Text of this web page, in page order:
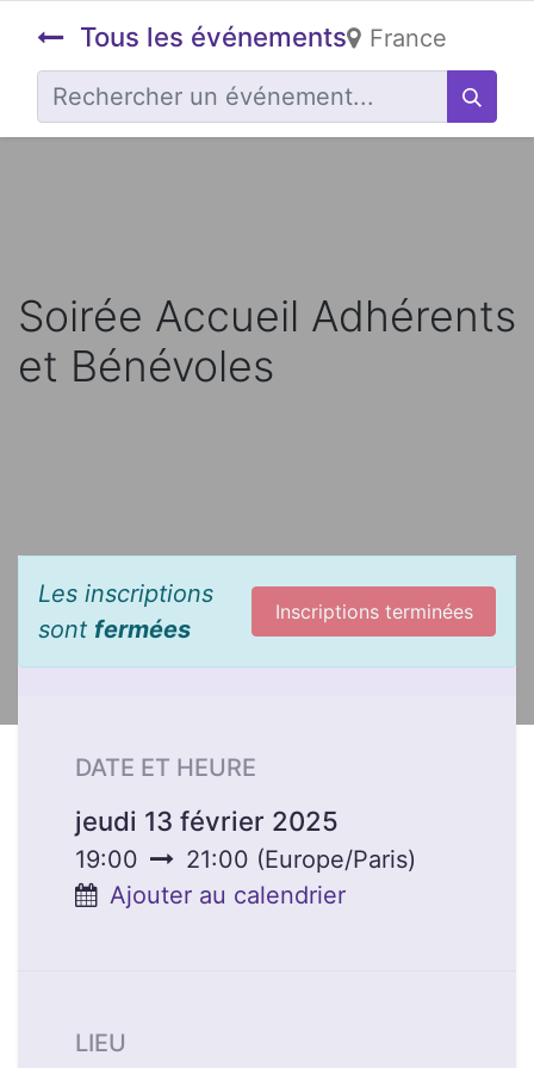
Tous les événements France
Soirée Accueil Adhérents
et Bénévoles
Les inscriptions
sont fermées
Inscriptions terminées
DATE ET HEURE
jeudi 13 février 2025
19:00 21:00 (Europe/Paris)
Ajouter au calendrier
LIEU